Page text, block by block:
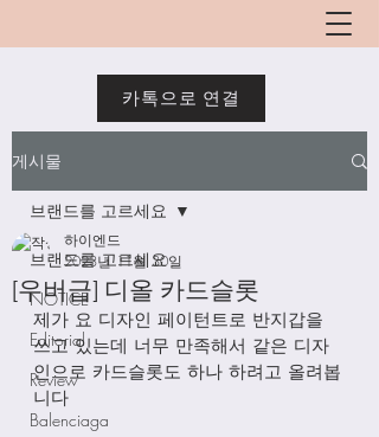
카톡으로 연결
게시물
브랜드를 고르세요
NOTICE
Editorial
Review
Balenciaga
브랜드를 고르세요
[우버급] 디올 카드슬롯
하이엔드
2023년 11월 30일
제가 요 디자인 페이턴트로 반지갑을
쓰고 있는데 너무 만족해서 같은 디자
인으로 카드슬롯도 하나 하려고 올려봅
니다